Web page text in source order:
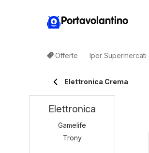
Portavolantino
Offerte Iper Supermercati
Elettronica Crema
Elettronica
Gamelife
Trony